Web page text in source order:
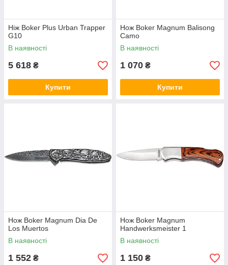
Ніж Boker Plus Urban Trapper
G10
В наявності
5 618 ₴
Купити
Нож Boker Magnum Balisong
Camo
В наявності
1 070 ₴
Купити
Нож Boker Magnum Dia De
Los Muertos
В наявності
1 552 ₴
Нож Boker Magnum
Handwerksmeister 1
В наявності
1 150 ₴